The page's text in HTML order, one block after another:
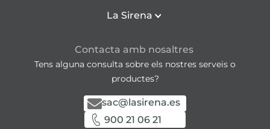
La Sirena
Contacta amb nosaltres
Tens alguna consulta sobre els nostres serveis o
productes?
sac@lasirena.es
900 21 06 21